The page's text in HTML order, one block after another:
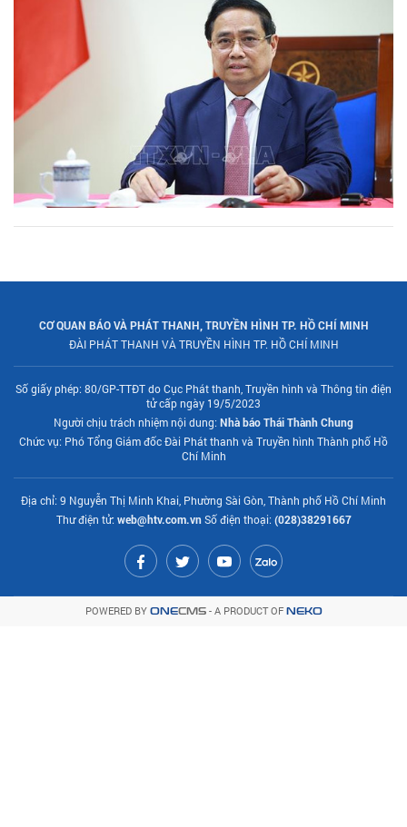
CƠ QUAN BÁO VÀ PHÁT THANH, TRUYỀN HÌNH TP. HỒ CHÍ MINH
ĐÀI PHÁT THANH VÀ TRUYỀN HÌNH TP. HỒ CHÍ MINH
Số giấy phép: 80/GP-TTĐT do Cục Phát thanh, Truyền hình và Thông tin điện
tử cấp ngày 19/5/2023
Người chịu trách nhiệm nội dung: Nhà báo Thái Thành Chung
Chức vụ: Phó Tổng Giám đốc Đài Phát thanh và Truyền hình Thành phố Hồ
Chí Minh
Địa chỉ: 9 Nguyễn Thị Minh Khai, Phường Sài Gòn, Thành phố Hồ Chí Minh
Thư điện tử: web@htv.com.vnSố điện thoại: (028)38291667
POWERED BY ONECMS- A PRODUCT OF NEKO